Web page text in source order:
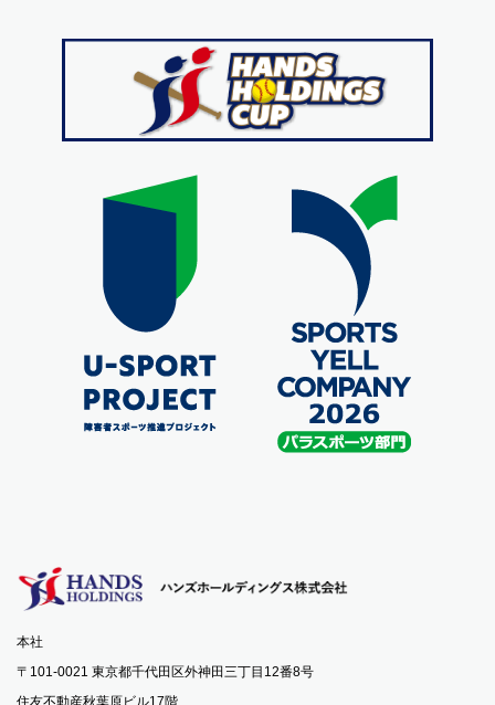
本社
〒101-0021 東京都千代田区外神田三丁目12番8号
住友不動産秋葉原ビル17階